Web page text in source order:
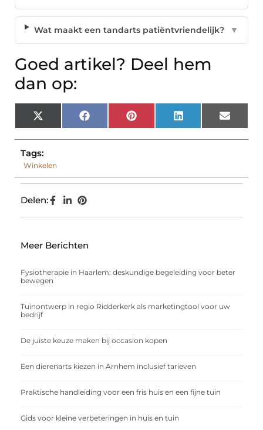
Wat maakt een tandarts patiëntvriendelijk? ▼
Goed artikel? Deel hem
dan op:
X
(Twitter)
Facebook Pinterest LinkedIn Email
Tags:
Winkelen
Delen:
Meer Berichten
Fysiotherapie in Haarlem: deskundige begeleiding voor beter
bewegen
Tuinontwerp in regio Ridderkerk als marketingtool voor uw
bedrijf
De juiste keuze maken bij occasion kopen
Een dierenarts kiezen in Arnhem inclusief tarieven
Praktische handleiding voor een fris huis en een fijne tuin
Gids voor kleine verbeteringen in huis en tuin